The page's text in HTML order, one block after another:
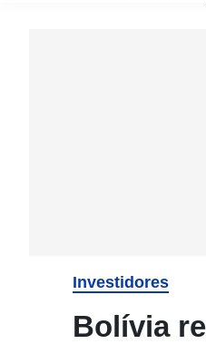
Investidores
Bolívia